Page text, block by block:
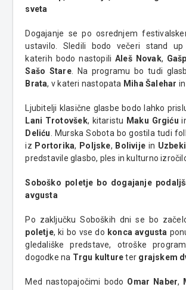
sveta
Dogajanje se po osrednjem
ustavilo. Sledili bodo večeri stand up
katerih bodo nastopiliAleš Novak,
Sašo Stare. Na programu bo tudi
Brata, v kateri nastopata Miha Šalehar in
Ljubitelji klasične glasbe bodo lahko
Lani Trotovšek, kitaristu Maku Grgiću
Deliću
. Murska Sobota bo gostila tudi
iz Portorika, Poljske, Bolivije in
predstavile glasbo, ples in kulturno
Soboško poletje bo dogajanje
avgusta
Po zaključku Soboških dni se bo
poletje, ki bo vse do konca avgusta
gledališke predstave, otroške
dogodke na Trgu kultureter grajskem
Med nastopajočimi bodo Omar Naber,